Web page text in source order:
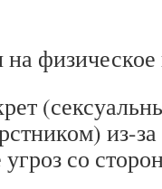
физическое
из-
со